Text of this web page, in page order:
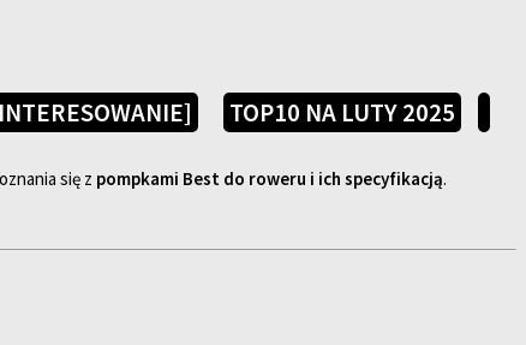
TOP10 NA LUTY 2025
się z pompkami Best do roweru i ich specyfikacją.